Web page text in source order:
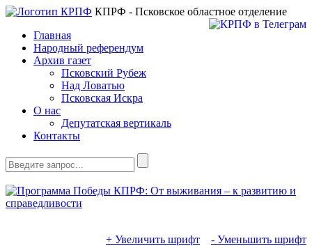
КПРФ - Псковское областное отделение
Главная
Народный референдум
Архив газет
Псковский Рубеж
Над Ловатью
Псковская Искра
О нас
Депутатская вертикаль
Контакты
+ Увеличить шрифт - Уменьшить шрифт